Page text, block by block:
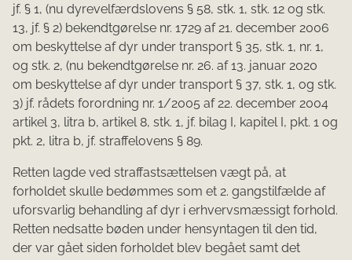
jf. § 1, (nu dyrevelfærdslovens § 58, stk. 1, stk. 12 og stk.
13, jf. § 2) bekendtgørelse nr. 1729 af 21. december 2006
om beskyttelse af dyr under transport § 35, stk. 1, nr. 1,
og stk. 2, (nu bekendtgørelse nr. 26. af 13. januar 2020
om beskyttelse af dyr under transport § 37, stk. 1, og stk.
3) jf. rådets forordning nr. 1/2005 af 22. december 2004
artikel 3, litra b, artikel 8, stk. 1, jf. bilag I, kapitel I, pkt. 1 og
pkt. 2, litra b, jf. straffelovens § 89.
Retten lagde ved straffastsættelsen vægt på, at
forholdet skulle bedømmes som et 2. gangstilfælde af
uforsvarlig behandling af dyr i erhvervsmæssigt forhold.
Retten nedsatte bøden under hensyntagen til den tid,
der var gået siden forholdet blev begået samt det